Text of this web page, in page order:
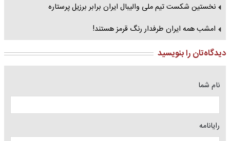
نخستین شکست تیم ملی والیبال ایران برابر برزیل پرستاره
امشب همه ایران طرفدار رنگ قرمز هستند!
دیدگاه‌تان را بنویسید
نام شما
رایانامه